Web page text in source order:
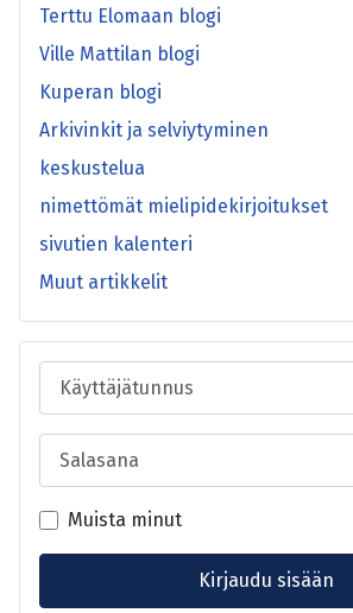
Terttu Elomaan blogi
Ville Mattilan blogi
Kuperan blogi
Arkivinkit ja selviytyminen
keskustelua
nimettömät mielipidekirjoitukset
sivutien kalenteri
Muut artikkelit
Käyttäjätunnus
Salasana
Muista minut
Kirjaudu sisään